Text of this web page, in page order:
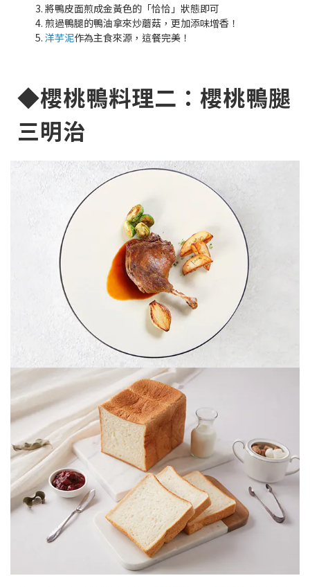
將鴨皮面煎成金黃色的「恰恰」狀態即可
煎過鴨腿的鴨油拿來炒蘑菇，更加添味增香！
洋芋泥作為主食來源，這餐完美！
◆櫻桃鴨料理二：櫻桃鴨腿
三明治